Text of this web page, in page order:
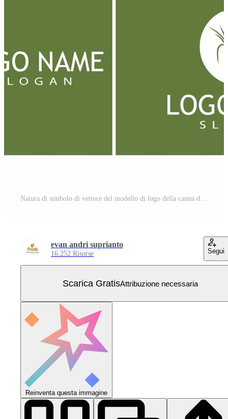
Natura di simbolo di vettore del modello di logo della canna da zucchero Vettore Gratuito
evan andri suprianto
16.252 Risorse Segui
Scarica GratisAttribuzione necessaria
Reinventa questa immagine